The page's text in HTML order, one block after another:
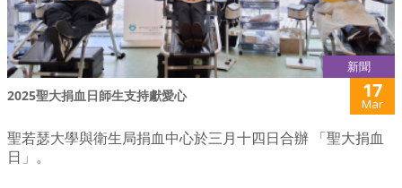
新聞
2025聖大捐血日師生支持獻愛心 17
Mar
聖若瑟大學與衛生局捐血中心於三月十四日合辦 「聖大捐血
日」。